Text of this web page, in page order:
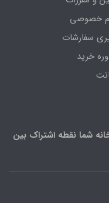
خصوصی
سفارشات
خرید
شما نقطه اشتراک بین